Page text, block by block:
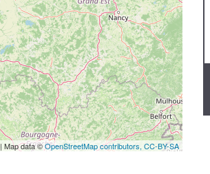
| Map data ©OpenStreetMap contributors, CC-BY-SA